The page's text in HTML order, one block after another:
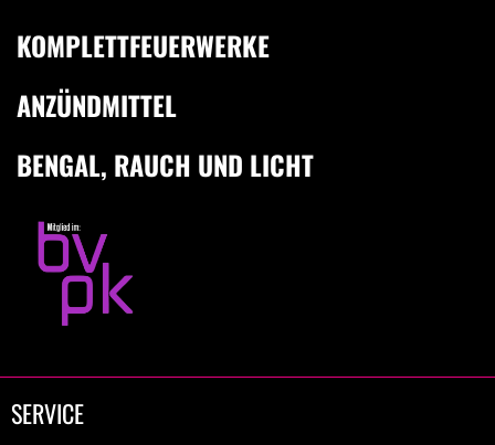
KOMPLETTFEUERWERKE
ANZÜNDMITTEL
BENGAL, RAUCH UND LICHT
SERVICE